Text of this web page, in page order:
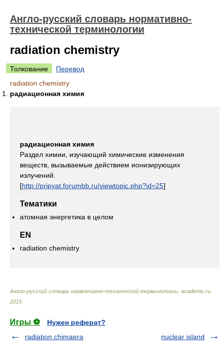
Англо-русский словарь нормативно-
технической терминологии
radiation chemistry
Толкование
Перевод
radiation chemistry
радиационная химия
радиационная химия
Раздел химии, изучающий химические изменения
веществ, вызываемые действием ионизирующих
излучений.
[http://pripyat.forumbb.ru/viewtopic.php?id=25]
Тематики
атомная энергетика в целом
EN
radiation chemistry
Англо-русский словарь нормативно-технической терминологии academic.ru
2015
Игры ⚽
Нужен реферат?
radiation chimaera
nuclear island